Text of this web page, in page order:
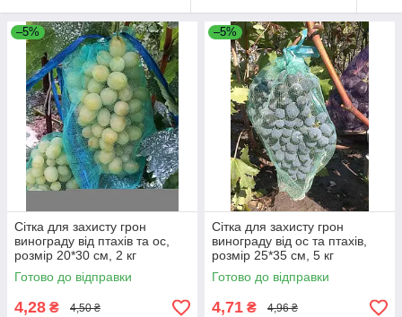
Для упаковки овочів на сьогоднішній день сітка овочева є
найпопулярнішим пакувальним матеріалом,
використовуваним для зберігання, транспортування,
фасування і подальшої реалізації продукції
сільськогосподарської галузі. Картопля, капуста, цибуля,
буряки та інші овочі, фрукти, коренеплоди, запаковані в
овочеву сітку, довше зберігають свіжість і більш привабливі
для покупця!
–5%
Сітка для захисту грон
винограду від птахів та ос,
розмір 20*30 см, 2 кг
Готово до відправки
4,28 ₴ 4,50 ₴
–5%
Сітка для захисту грон
винограду від ос та птахів,
розмір 25*35 см, 5 кг
Готово до відправки
4,71 ₴ 4,96 ₴